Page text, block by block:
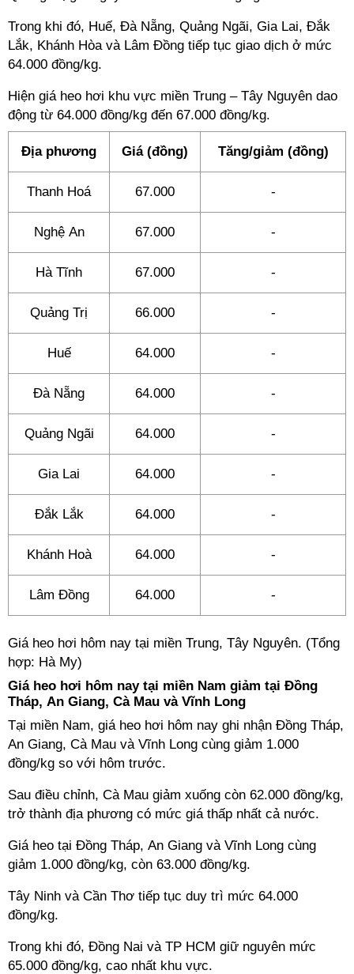
Trong khi đó, Huế, Đà Nẵng, Quảng Ngãi, Gia Lai, Đắk
Lắk, Khánh Hòa và Lâm Đồng tiếp tục giao dịch ở mức
64.000 đồng/kg.
Hiện giá heo hơi khu vực miền Trung – Tây Nguyên dao
động từ 64.000 đồng/kg đến 67.000 đồng/kg.
Địa phương Giá (đồng) Tăng/giảm (đồng)
Thanh Hoá 67.000 -
Nghệ An 67.000 -
Hà Tĩnh 67.000 -
Quảng Trị 66.000 -
Huế 64.000 -
Đà Nẵng 64.000 -
Quảng Ngãi 64.000 -
Gia Lai 64.000 -
Đắk Lắk 64.000 -
Khánh Hoà 64.000 -
Lâm Đồng 64.000 -
Giá heo hơi hôm nay tại miền Trung, Tây Nguyên. (Tổng
hợp: Hà My)
Giá heo hơi hôm nay tại miền Nam giảm tại Đồng
Tháp, An Giang, Cà Mau và Vĩnh Long
Tại miền Nam, giá heo hơi hôm nay ghi nhận Đồng Tháp,
An Giang, Cà Mau và Vĩnh Long cùng giảm 1.000
đồng/kg so với hôm trước.
Sau điều chỉnh, Cà Mau giảm xuống còn 62.000 đồng/kg,
trở thành địa phương có mức giá thấp nhất cả nước.
Giá heo tại Đồng Tháp, An Giang và Vĩnh Long cùng
giảm 1.000 đồng/kg, còn 63.000 đồng/kg.
Tây Ninh và Cần Thơ tiếp tục duy trì mức 64.000
đồng/kg.
Trong khi đó, Đồng Nai và TP HCM giữ nguyên mức
65.000 đồng/kg, cao nhất khu vực.